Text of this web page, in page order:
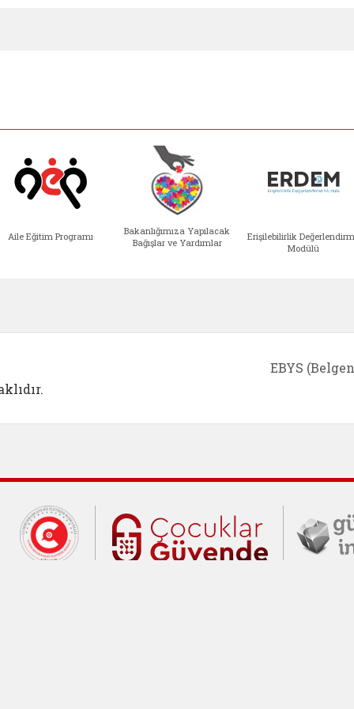
Aile Eğitim Programı
Bakanlığımıza Yapılacak
Bağışlar ve Yardımlar
Erişilebilirlik
Modülü
EBYS
Cumhurbaşkanlığı İletişim Merkezi
Çocuklar